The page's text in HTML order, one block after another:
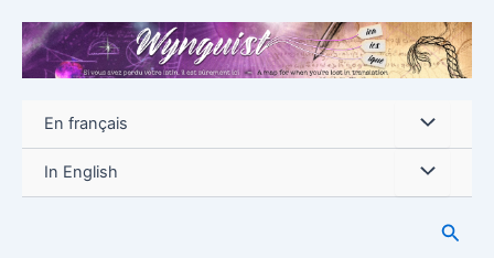
contenu
En français
In English